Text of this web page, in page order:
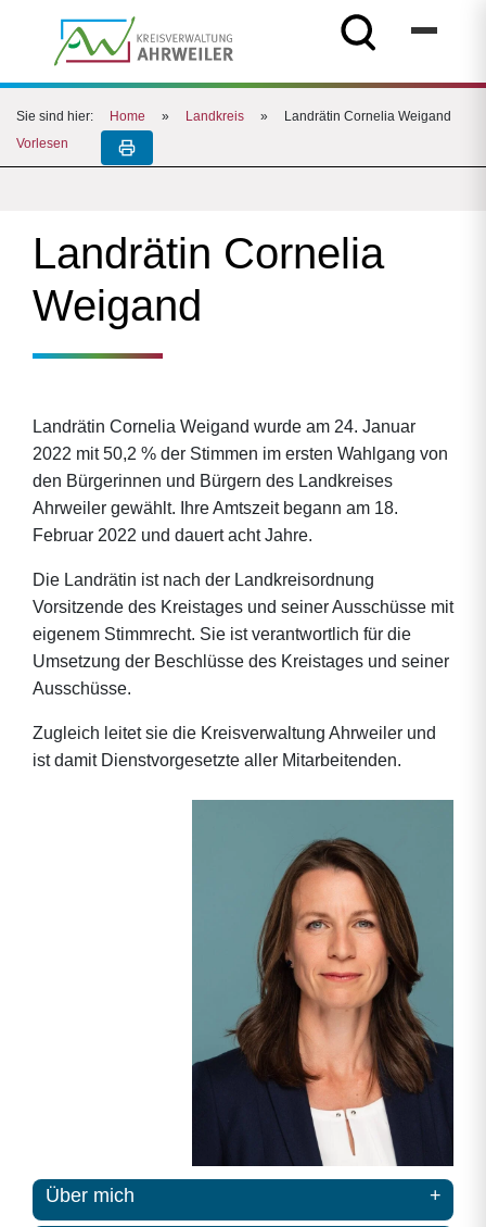
Sie sind hier: Home » Landkreis »
Landrätin Cornelia Weigand
Vorlesen
Landrätin Cornelia
Weigand
Landrätin Cornelia Weigand wurde am 24. Januar
2022 mit 50,2 % der Stimmen im ersten Wahlgang von
den Bürgerinnen und Bürgern des Landkreises
Ahrweiler gewählt. Ihre Amtszeit begann am 18.
Februar 2022 und dauert acht Jahre.
Die Landrätin ist nach der Landkreisordnung
Vorsitzende des Kreistages und seiner Ausschüsse mit
eigenem Stimmrecht. Sie ist verantwortlich für die
Umsetzung der Beschlüsse des Kreistages und seiner
Ausschüsse.
Zugleich leitet sie die Kreisverwaltung Ahrweiler und
ist damit Dienstvorgesetzte aller Mitarbeitenden.
Über mich